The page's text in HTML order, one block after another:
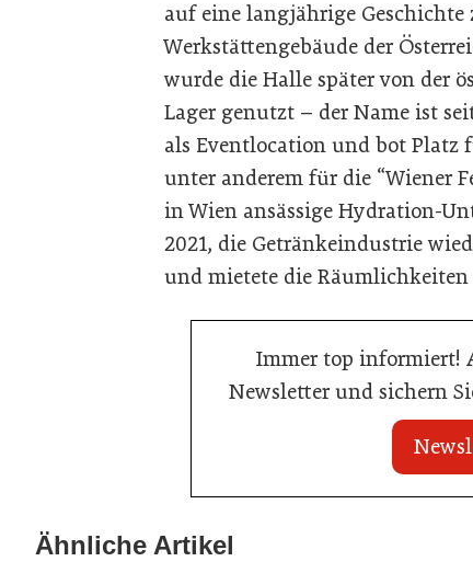
auf eine langjährige
Werkstättengebäude der
wurde die Halle später von der
Lager genutzt – der Name ist
als Eventlocation und bot
unter anderem für die “Wiener
in Wien ansässige Hydration-
2021, die Getränkeindustrie
und mietete die Räumlichkeiten
Immer top informiert!
Newsletter und sichern
Ähnliche Artikel
Brauerei Schwechat: Georg Gartner